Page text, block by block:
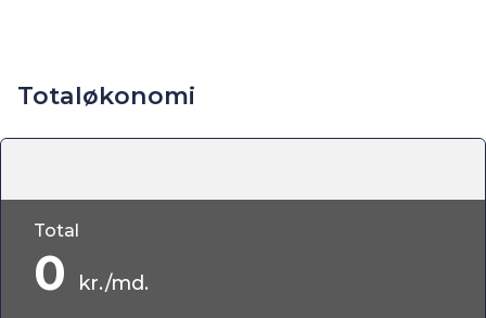
Totaløkonomi
Total
0 kr./md.